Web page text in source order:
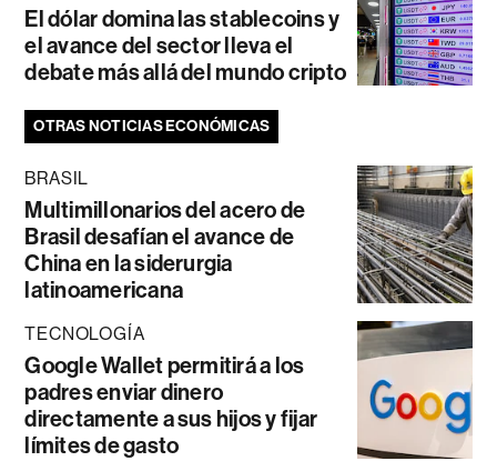
El dólar domina las stablecoins y
el avance del sector lleva el
debate más allá del mundo cripto
OTRAS NOTICIAS ECONÓMICAS
BRASIL
Multimillonarios del acero de
Brasil desafían el avance de
China en la siderurgia
latinoamericana
TECNOLOGÍA
Google Wallet permitirá a los
padres enviar dinero
directamente a sus hijos y fijar
límites de gasto